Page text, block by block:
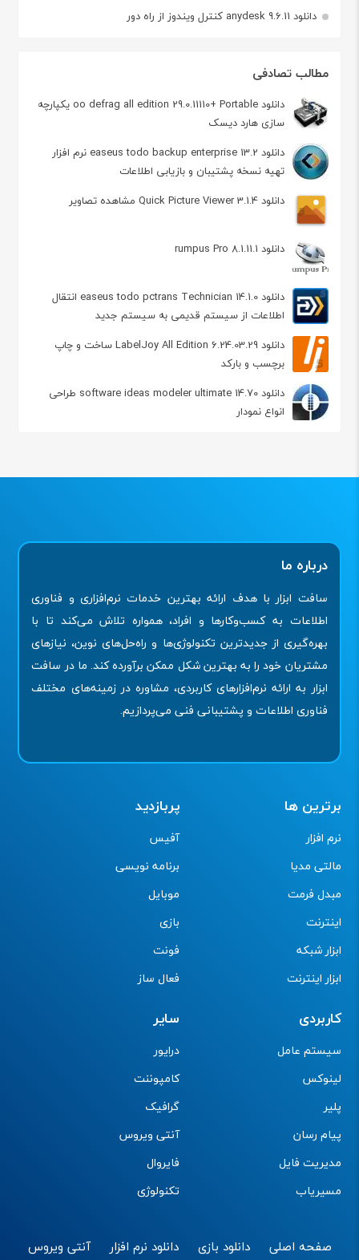
دانلود anydesk 9.6.11 کنترل ویندوز از راه دور
مطالب تصادفی
دانلود oo defrag all edition 29.0.11110+ Portable یکپارچه
سازی هارد دیسک
دانلود easeus todo backup enterprise 13.2 نرم افزار
تهیه نسخه پشتیبان و بازیابی اطلاعات
دانلود Quick Picture Viewer 3.1.4 مشاهده تصاویر
دانلود rumpus Pro 8.1.11.1
دانلود easeus todo pctrans Technician 14.1.0 انتقال
اطلاعات از سیستم قدیمی به سیستم جدید
دانلود LabelJoy All Edition 6.24.03.29 ساخت و چاپ
برچسب و بارکد
دانلود software ideas modeler ultimate 14.70 طراحی
انواع نمودار
درباره ما
سافت ابزار با هدف ارائه بهترین خدمات نرم‌افزاری و فناوری
اطلاعات به کسب‌وکارها و افراد، همواره تلاش می‌کند تا با
بهره‌گیری از جدیدترین تکنولوژی‌ها و راه‌حل‌های نوین، نیازهای
مشتریان خود را به بهترین شکل ممکن برآورده کند. ما در سافت
ابزار به ارائه نرم‌افزارهای کاربردی، مشاوره در زمینه‌های مختلف
فناوری اطلاعات و پشتیبانی فنی می‌پردازیم.
برترین ها
نرم افزار
مالتی مدیا
مبدل فرمت
اینترنت
ابزار شبکه
ابزار اینترنت
پربازدید
آفیس
برنامه نویسی
موبایل
بازی
فونت
فعال ساز
کاربردی
سیستم عامل
لینوکس
پلیر
پیام رسان
مدیریت فایل
مسیریاب
سایر
درایور
کامپوننت
گرافیک
آنتی ویروس
فایروال
تکنولوژی
صفحه اصلی دانلود بازی دانلود نرم افزار
آنتی ویروس